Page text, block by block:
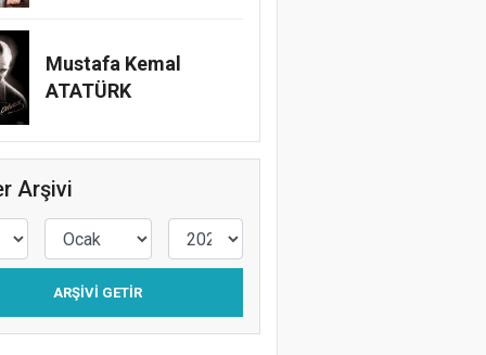
Mustafa Kemal
ATATÜRK
Arşivi
ARŞIVI GETIR